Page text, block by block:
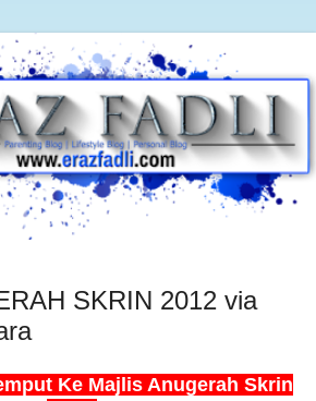
SKRIN 2012 via
Ke Majlis Anugerah Skrin